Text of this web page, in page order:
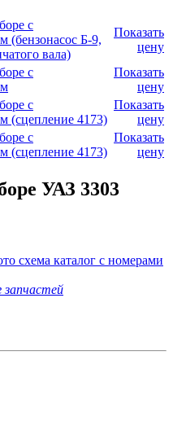
с
(бензонасос Б-9,
вала)
Показать
цену
с
Показать
цену
с
(сцепление 4173)
Показать
цену
с
(сцепление 4173)
Показать
цену
УАЗ 3303
запчастей